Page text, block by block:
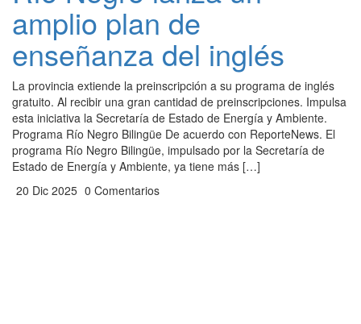
amplio plan de
enseñanza del inglés
La provincia extiende la preinscripción a su programa de inglés
gratuito. Al recibir una gran cantidad de preinscripciones. Impulsa
esta iniciativa la Secretaría de Estado de Energía y Ambiente.
Programa Río Negro Bilingüe De acuerdo con ReporteNews. El
programa Río Negro Bilingüe, impulsado por la Secretaría de
Estado de Energía y Ambiente, ya tiene más […]
20 Dic 2025 0 Comentarios